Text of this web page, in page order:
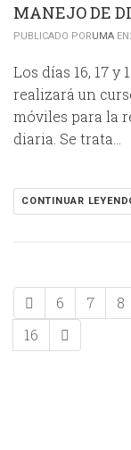
MANEJO DE
PUBLICADO PORUMA
Los días 16, 17 y
realizará un
móviles para la
diaria. Se trata…
CONTINUAR
6 7 8
16